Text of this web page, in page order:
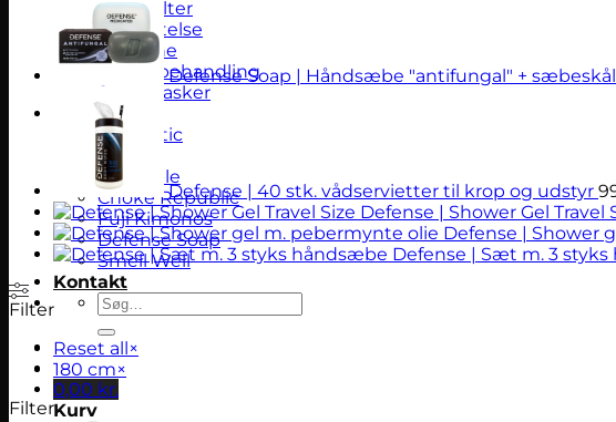
BJJ bælter
Beskyttelse
Hygiejne
Skade behandling
Sportstasker
Brands
Aesthetic
Kingz
Scramble
Choke Republic
Fuji Kimonos
Defense Soap
Smell Well
Kontakt
Søg
efter:
0,00 kr.
Kurv
Defense Soap | Håndsæbe "antifungal" + sæbeskål
Defense | 40 stk. vådservietter til krop og udstyr
Defense | Shower Gel Travel
Defense | Shower
Defense | Sæt m. 3
Filter
Reset all×
180 cm×
Filter